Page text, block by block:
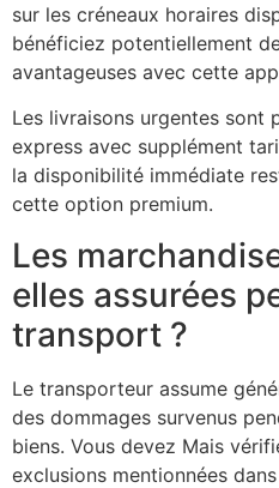
sur les créneaux horaires
bénéficiez potentiellement
avantageuses avec cette
Les livraisons urgentes sont
express avec supplément
la disponibilité immédiate
cette option premium.
Les
elles assurées
transport ?
Le transporteur assume
des dommages survenus
biens. Vous devez Mais
exclusions mentionnées